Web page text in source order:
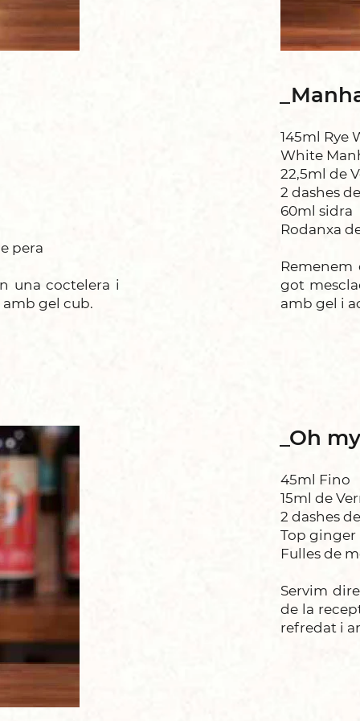
pera
una coctelera i
gel cub.
145ml Rye
White
22,5ml de
2 dashes
60ml sidra
Rodanxa
got
amb gel i
_Oh
45ml Fino
15ml de
2 dashes
Top ginger
Fulles de
Servim
de la
refredat i